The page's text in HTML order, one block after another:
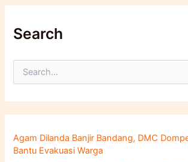
Search
a
t
u
Agam Dilanda Banjir Bandang, DMC
Bantu Evakuasi Warga